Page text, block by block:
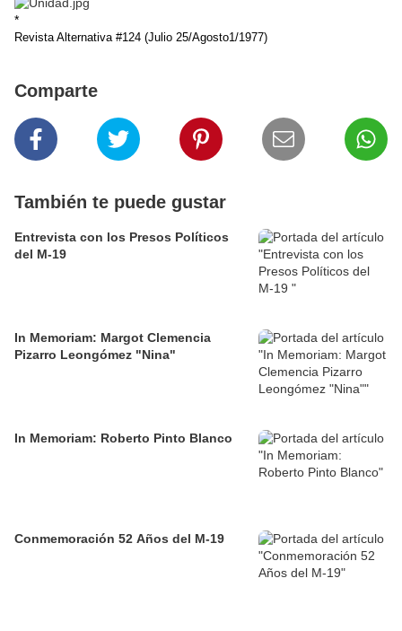
*
Revista Alternativa #124 (Julio 25/Agosto1/1977)
Comparte
También te puede gustar
Entrevista con los Presos Políticos
del M-19
In Memoriam: Margot Clemencia
Pizarro Leongómez "Nina"
In Memoriam: Roberto Pinto Blanco
Conmemoración 52 Años del M-19